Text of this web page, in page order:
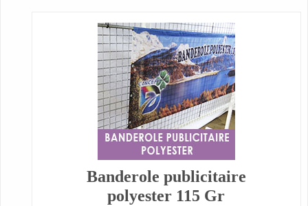
Banderole publicitaire
polyester 115 Gr